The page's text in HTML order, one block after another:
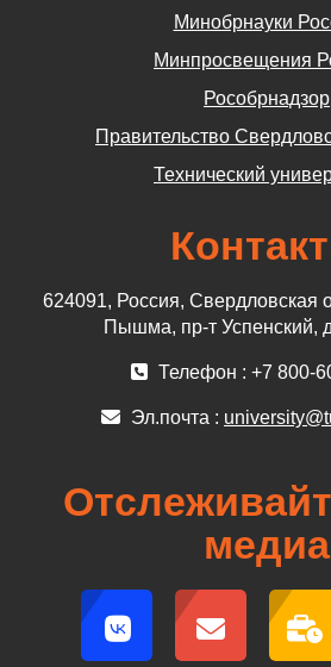
Минобрнауки
Минпросвещения
Рособрнадзор
Правительство
Технический
624091, Россия, Свердловская
Пышма, пр-т Успенский,
Телефон : +7 800-
Эл.почта :
медиа